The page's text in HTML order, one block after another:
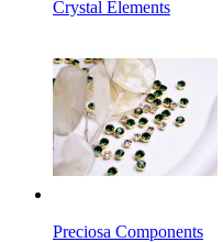
Crystal Elements
Preciosa Components